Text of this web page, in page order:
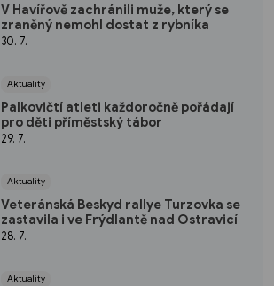
V Havířově zachránili muže, který se
zraněný nemohl dostat z rybníka
30. 7.
Aktuality
Palkovičtí atleti každoročně pořádají
pro děti příměstský tábor
29. 7.
Aktuality
Veteránská Beskyd rallye Turzovka se
zastavila i ve Frýdlantě nad Ostravicí
28. 7.
Aktuality